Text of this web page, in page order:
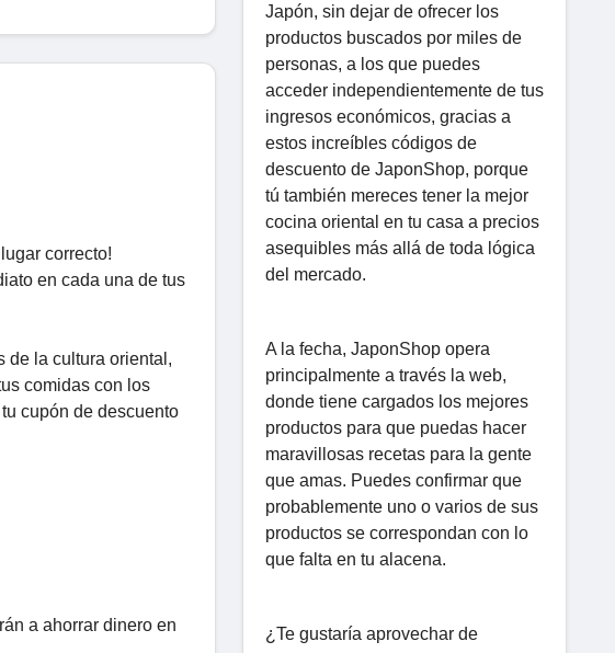
correcto!
en cada una de tus
de la cultura oriental,
comidas con los
cupón de descuento
a ahorrar dinero en
Japón, sin dejar de ofrecer los
productos buscados por miles de
personas, a los que puedes
acceder independientemente de tus
ingresos económicos, gracias a
estos increíbles códigos de
descuento de JaponShop, porque
tú también mereces tener la mejor
cocina oriental en tu casa a precios
asequibles más allá de toda lógica
del mercado.
A la fecha, JaponShop opera
principalmente a través la web,
donde tiene cargados los mejores
productos para que puedas hacer
maravillosas recetas para la gente
que amas. Puedes confirmar que
probablemente uno o varios de sus
productos se correspondan con lo
que falta en tu alacena.
¿Te gustaría aprovechar de